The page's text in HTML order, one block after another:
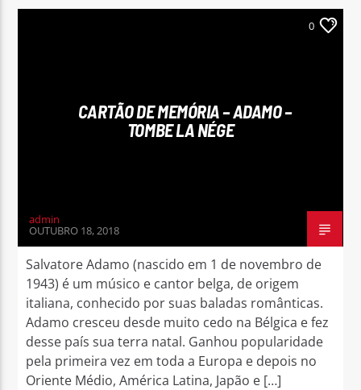
0
CARTÃO DE MEMÓRIA – ADAMO –
TOMBE LA NÉGE
admin
OUTUBRO 18, 2018
Salvatore Adamo (nascido em 1 de novembro de
1943) é um músico e cantor belga, de origem
italiana, conhecido por suas baladas românticas.
Adamo cresceu desde muito cedo na Bélgica e fez
desse país sua terra natal. Ganhou popularidade
pela primeira vez em toda a Europa e depois no
Oriente Médio, América Latina, Japão e […]